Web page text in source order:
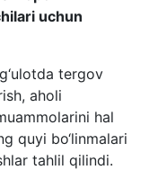
uchun
tergov
aholi
hal
quyi bo‘linmalari
tahlil qilindi.